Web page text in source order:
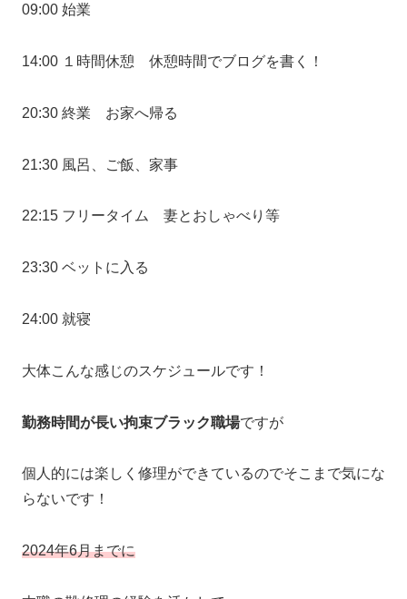
09:00 始業
14:00 １時間休憩 休憩時間でブログを書く！
20:30 終業 お家へ帰る
21:30 風呂、ご飯、家事
22:15 フリータイム 妻とおしゃべり等
23:30 ベットに入る
24:00 就寝
大体こんな感じのスケジュールです！
勤務時間が長い拘束ブラック職場ですが
個人的には楽しく修理ができているのでそこまで気にな
らないです！
2024年6月までに